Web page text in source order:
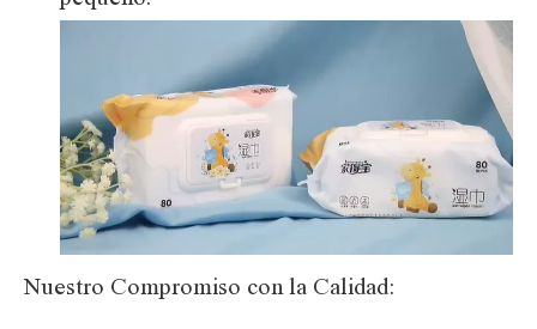
Nuestro Compromiso con la Calidad: